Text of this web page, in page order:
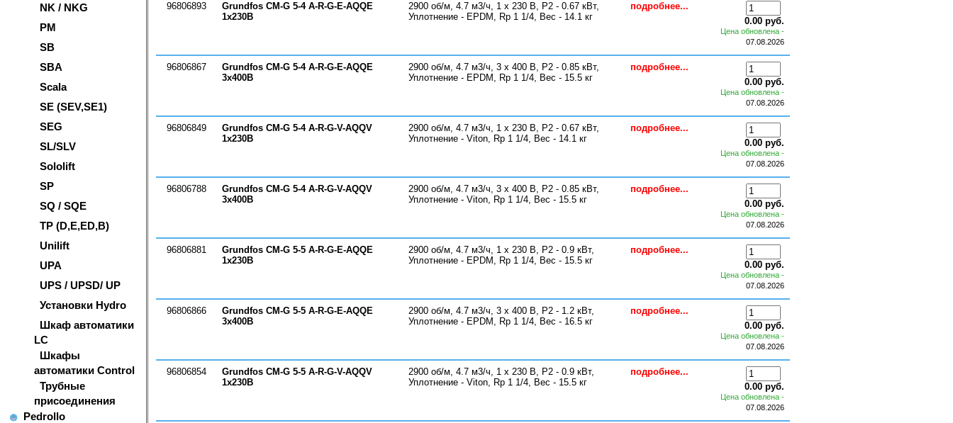
NK / NKG
PM
SB
SBA
Scala
SE (SEV,SE1)
SEG
SL/SLV
Sololift
SP
SQ / SQE
TP (D,E,ED,B)
Unilift
UPA
UPS / UPSD/ UP
Установки Hydro
Шкаф автоматики
LC
Шкафы
автоматики Control
Трубные
присоединения
Pedrollo
96806893
Grundfos CM-G 5-4 A-R-G-E-AQQE
1х230В
2900 об/м, 4.7 м3/ч, 1 х 230 В, P2 - 0.67 кВт,
Уплотнение - EPDM, Rp 1 1/4, Вес - 14.1 кг
подробнее...
0.00 руб.
Цена обновлена -
07.08.2026
96806867
Grundfos CM-G 5-4 A-R-G-E-AQQE
3х400В
2900 об/м, 4.7 м3/ч, 3 х 400 В, P2 - 0.85 кВт,
Уплотнение - EPDM, Rp 1 1/4, Вес - 15.5 кг
подробнее...
0.00 руб.
Цена обновлена -
07.08.2026
96806849
Grundfos CM-G 5-4 A-R-G-V-AQQV
1х230В
2900 об/м, 4.7 м3/ч, 1 х 230 В, P2 - 0.67 кВт,
Уплотнение - Viton, Rp 1 1/4, Вес - 14.1 кг
подробнее...
0.00 руб.
Цена обновлена -
07.08.2026
96806788
Grundfos CM-G 5-4 A-R-G-V-AQQV
3х400В
2900 об/м, 4.7 м3/ч, 3 х 400 В, P2 - 0.85 кВт,
Уплотнение - Viton, Rp 1 1/4, Вес - 15.5 кг
подробнее...
0.00 руб.
Цена обновлена -
07.08.2026
96806881
Grundfos CM-G 5-5 A-R-G-E-AQQE
1х230В
2900 об/м, 4.7 м3/ч, 1 х 230 В, P2 - 0.9 кВт,
Уплотнение - EPDM, Rp 1 1/4, Вес - 15.5 кг
подробнее...
0.00 руб.
Цена обновлена -
07.08.2026
96806866
Grundfos CM-G 5-5 A-R-G-E-AQQE
3х400В
2900 об/м, 4.7 м3/ч, 3 х 400 В, P2 - 1.2 кВт,
Уплотнение - EPDM, Rp 1 1/4, Вес - 16.5 кг
подробнее...
0.00 руб.
Цена обновлена -
07.08.2026
96806854
Grundfos CM-G 5-5 A-R-G-V-AQQV
1х230В
2900 об/м, 4.7 м3/ч, 1 х 230 В, P2 - 0.9 кВт,
Уплотнение - Viton, Rp 1 1/4, Вес - 15.5 кг
подробнее...
0.00 руб.
Цена обновлена -
07.08.2026